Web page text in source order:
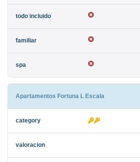
Apartamentos Fortuna L Escala